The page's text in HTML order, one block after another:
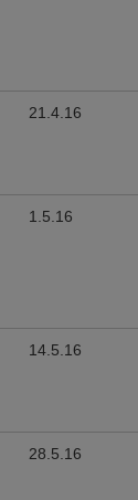
21.4.16
1.5.16
14.5.16
28.5.16